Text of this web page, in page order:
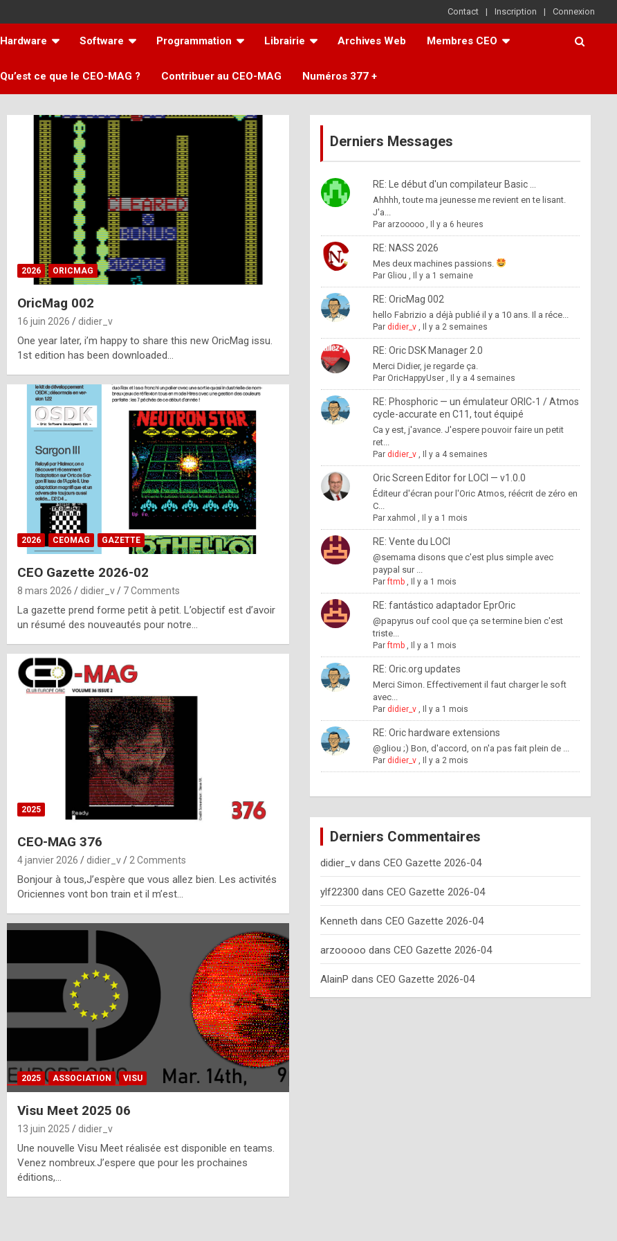
Contact Inscription Connexion
Hardware Software Programmation Librairie Archives Web Membres CEO
Qu’est ce que le CEO-MAG ? Contribuer au CEO-MAG Numéros 377 +
2026 ORICMAG
OricMag 002
16 juin 2026 didier_v
One year later, i’m happy to share this new OricMag issu.
1st edition has been downloaded…
2026 CEOMAG GAZETTE
CEO Gazette 2026-02
8 mars 2026 didier_v 7 Comments
La gazette prend forme petit à petit. L’objectif est d’avoir
un résumé des nouveautés pour notre…
2025
CEO-MAG 376
4 janvier 2026 didier_v 2 Comments
Bonjour à tous,J’espère que vous allez bien. Les activités
Oriciennes vont bon train et il m’est…
2025 ASSOCIATION VISU
Visu Meet 2025 06
13 juin 2025 didier_v
Une nouvelle Visu Meet réalisée est disponible en teams.
Venez nombreux.J’espere que pour les prochaines
éditions,…
Derniers Messages
RE: Le début d'un compilateur Basic ...
Ahhhh, toute ma jeunesse me revient en te lisant.
J'a...
Par arzooooo, Il y a 6 heures
RE: NASS 2026
Mes deux machines passions.
Par Gliou , Il y a 1 semaine
RE: OricMag 002
hello Fabrizio a déjà publié il y a 10 ans. Il a réce...
Par didier_v, Il y a 2 semaines
RE: Oric DSK Manager 2.0
Merci Didier, je regarde ça.
Par OricHappyUser, Il y a 4 semaines
RE: Phosphoric — un émulateur ORIC-1 / Atmos
cycle-accurate en C11, tout équipé
Ca y est, j'avance. J'espere pouvoir faire un petit
ret...
Par didier_v, Il y a 4 semaines
Oric Screen Editor for LOCI — v1.0.0
Éditeur d'écran pour l'Oric Atmos, réécrit de zéro en
C...
Par xahmol , Il y a 1 mois
RE: Vente du LOCI
@semama disons que c'est plus simple avec
paypal sur ...
Parftmb, Il y a 1 mois
RE: fantástico adaptador EprOric
@papyrus ouf cool que ça se termine bien c'est
triste...
Parftmb, Il y a 1 mois
RE: Oric.org updates
Merci Simon. Effectivement il faut charger le soft
avec...
Par didier_v, Il y a 1 mois
RE: Oric hardware extensions
@gliou ;) Bon, d'accord, on n'a pas fait plein de ...
Par didier_v, Il y a 2 mois
Derniers Commentaires
didier_vdans CEO Gazette 2026-04
ylf22300 dans CEO Gazette 2026-04
Kenneth dans CEO Gazette 2026-04
arzooooo dans CEO Gazette 2026-04
AlainP dans CEO Gazette 2026-04